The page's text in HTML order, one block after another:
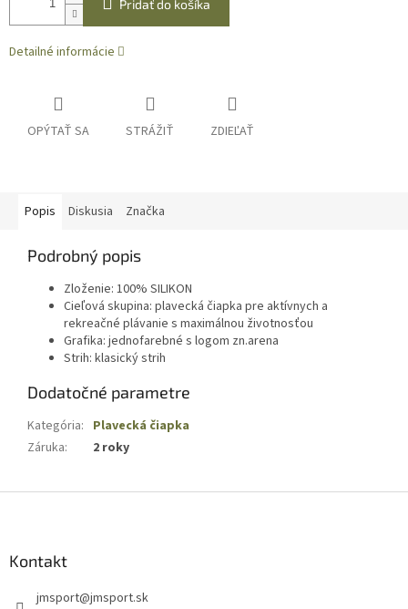
Pridať do košíka
Detailné informácie
OPÝTAŤ SA STRÁŽIŤ ZDIEĽAŤ
Popis Diskusia Značka
Podrobný popis
Zloženie: 100% SILIKON
Cieľová skupina: plavecká čiapka pre aktívnych a
rekreačné plávanie s maximálnou životnosťou
Grafika: jednofarebné s logom zn.arena
Strih: klasický strih
Dodatočné parametre
Kategória: Plavecká čiapka
Záruka: 2 roky
Kontakt
jmsport@jmsport.sk